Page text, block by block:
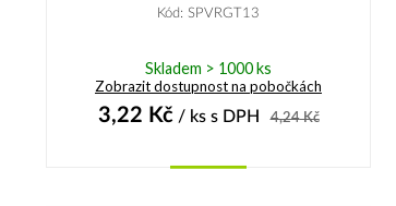
Kód: SPVRGT13
Skladem > 1000 ks
Zobrazit dostupnost na pobočkách
3,22 Kč/ ks s DPH 4,24Kč